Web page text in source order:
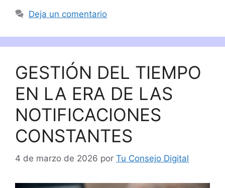
Deja un comentario
GESTIÓN DEL TIEMPO
EN LA ERA DE LAS
NOTIFICACIONES
CONSTANTES
4 de marzo de 2026 por Tu Consejo Digital